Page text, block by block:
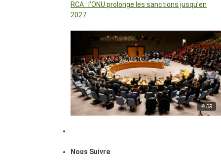
RCA : l’ONU prolonge les sanctions jusqu’en
2027
© DR
Nous Suivre